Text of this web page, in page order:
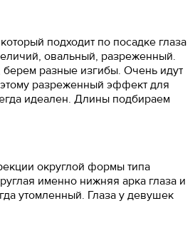
подходит по посадке глаза
овальный, разреженный.
разные изгибы. Очень идут
разреженный эффект для
идеален. Длины подбираем
округлой формы типа
именно нижняя арка глаза и
утомленный. Глаза у девушек